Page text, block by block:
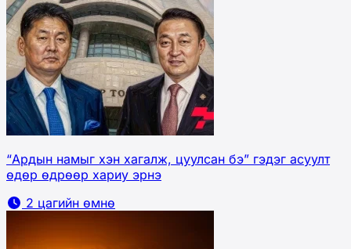
“Ардын намыг хэн хагалж, цуулсан бэ” гэдэг асуулт
өдөр өдрөөр хариу эрнэ
2 цагийн өмнө